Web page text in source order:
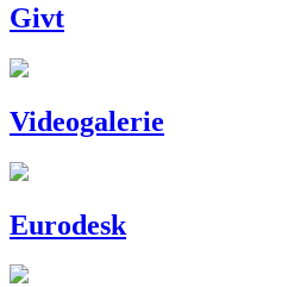
Givt
Videogalerie
Eurodesk